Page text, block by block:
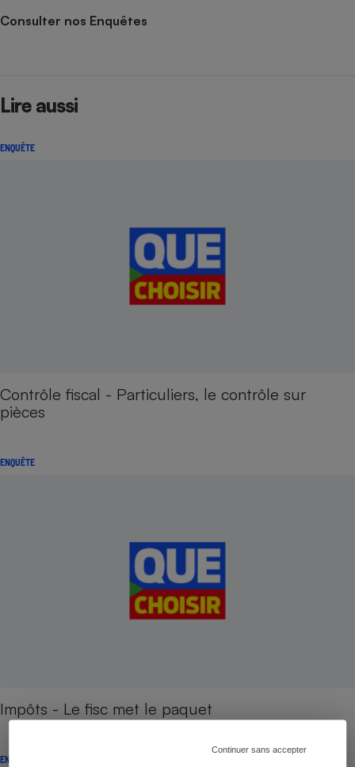
Continuer sans accepter
Consulter nos Enquêtes
Lire aussi
ENQUÊTE
Contrôle fiscal - Particuliers, le contrôle sur
pièces
ENQUÊTE
Impôts - Le fisc met le paquet
ENQUÊTE